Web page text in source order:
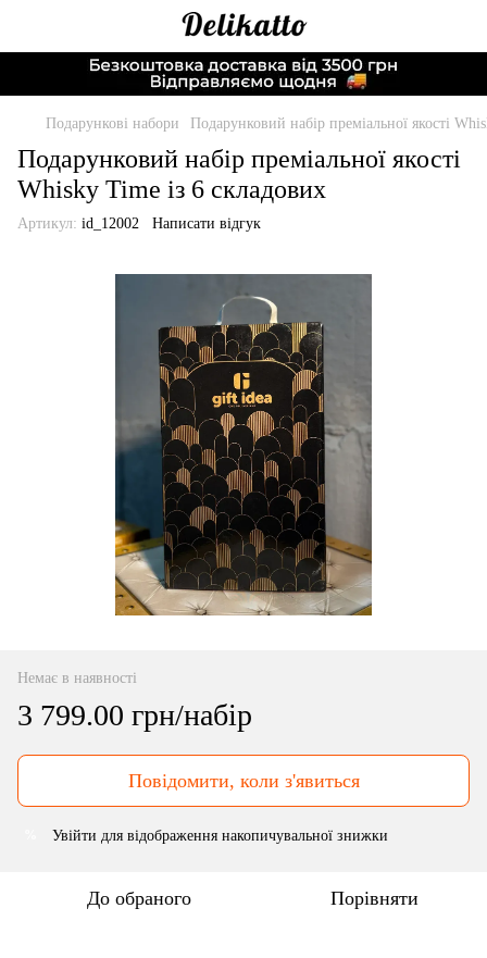
Подарункові набори Подарунковий набір преміальної якості
Подарунковий набір преміальної якості
Whisky Time із 6 складових
Артикул: id_12002 Написати відгук
Немає в наявності
3 799.00 грн/набір
Повідомити, коли з'явиться
Увійти для відображення накопичувальної знижки
До обраного Порівняти